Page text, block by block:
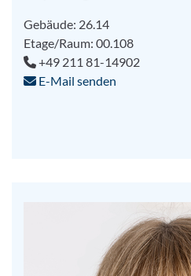
Gebäude: 26.14
Etage/Raum: 00.108
+49 211 81-14902
E-Mail senden